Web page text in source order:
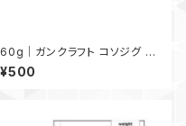
60g｜ガンクラフト コソジグ 6
0g
¥500